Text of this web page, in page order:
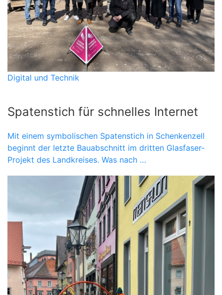
Digital und Technik
Spatenstich für schnelles Internet
Mit einem symbolischen Spatenstich in Schenkenzell
beginnt der letzte Bauabschnitt im dritten Glasfaser-
Projekt des Landkreises. Was nach …